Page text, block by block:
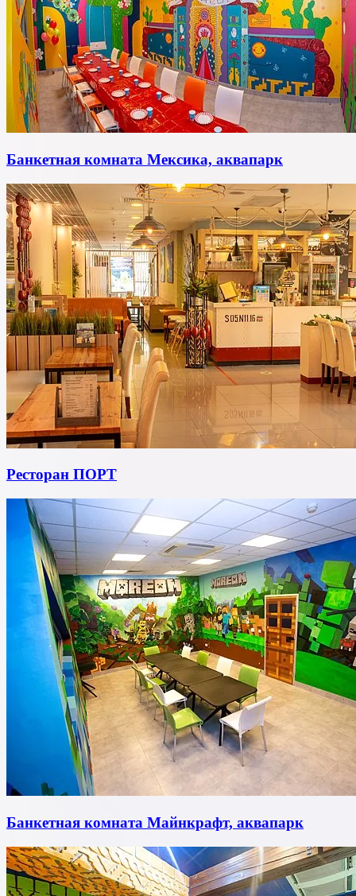
Банкетная комната Мексика, аквапарк
Ресторан ПОРТ
Банкетная комната Майнкрафт, аквапарк